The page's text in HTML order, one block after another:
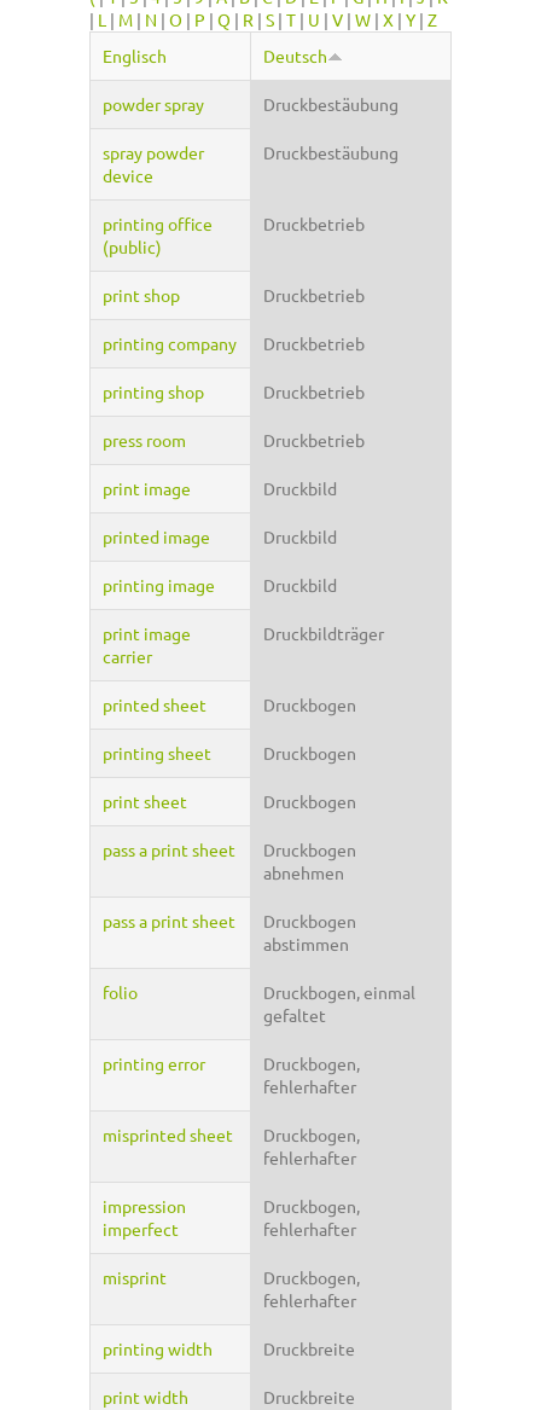
| L | M | N | O | P | Q | R | S | T | U | V | W | X | Y | Z
Englisch
Deutsch
powder spray Druckbestäubung
spray powder
device
Druckbestäubung
printing office
(public)
Druckbetrieb
print shop Druckbetrieb
printing company Druckbetrieb
printing shop Druckbetrieb
press room Druckbetrieb
print image Druckbild
printed image Druckbild
printing image Druckbild
print image
carrier
Druckbildträger
printed sheet Druckbogen
printing sheet Druckbogen
print sheet Druckbogen
pass a print sheet
Druckbogen
abnehmen
pass a print sheet
Druckbogen
abstimmen
folio
Druckbogen, einmal
gefaltet
printing error
Druckbogen,
fehlerhafter
misprinted sheet
Druckbogen,
fehlerhafter
impression
imperfect
Druckbogen,
fehlerhafter
misprint
Druckbogen,
fehlerhafter
printing width Druckbreite
print width Druckbreite